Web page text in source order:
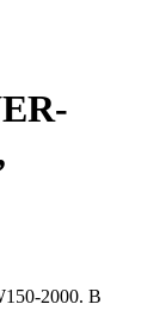
2000. В